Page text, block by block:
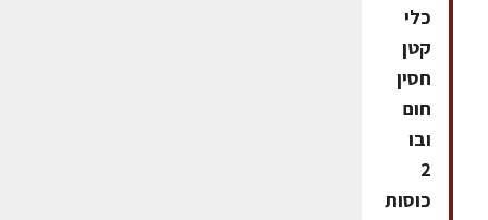
כלי
קטן
חסין
חום
ובו
2
כוסות